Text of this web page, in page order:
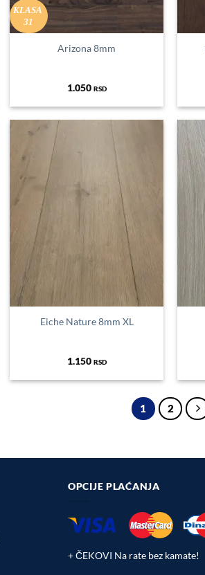
KLASA
31
Arizona 8mm
1.050 RSD
Eiche Nature 8mm XL
1.150 RSD
1 2
OPCIJE PLAĆANJA
+ ČEKOVI Na rate bez kamate!